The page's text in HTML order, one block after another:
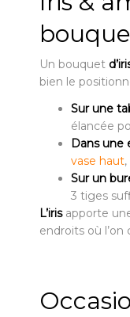
Un bouquet
bien le
Sur une
élancée
Dans une
vase haut
Sur un
3 tiges
L’iris apporte
endroits où